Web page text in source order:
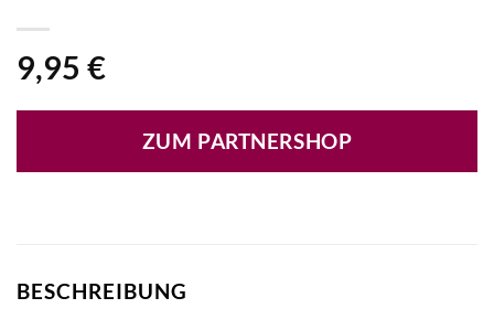
9,95 €
ZUM PARTNERSHOP
BESCHREIBUNG